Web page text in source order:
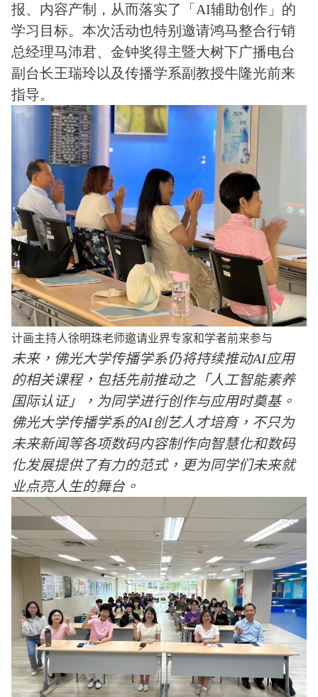
报、内容产制，从而落实了「AI辅助创作」的
学习目标。本次活动也特别邀请鸿马整合行销
总经理马沛君、金钟奖得主暨大树下广播电台
副台长王瑞玲以及传播学系副教授牛隆光前来
指导。
计画主持人徐明珠老师邀请业界专家和学者前来参与
未来，佛光大学传播学系仍将持续推动AI应用
的相关课程，包括先前推动之「人工智能素养
国际认证」，为同学进行创作与应用时奠基。
佛光大学传播学系的AI创艺人才培育，不只为
未来新闻等各项数码内容制作向智慧化和数码
化发展提供了有力的范式，更为同学们未来就
业点亮人生的舞台。